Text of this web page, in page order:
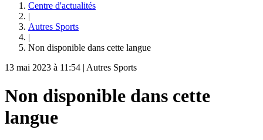
Centre d'actualités
|
Autres Sports
|
Non disponible dans cette langue
13 mai 2023 à 11:54 | Autres Sports
Non disponible dans cette
langue